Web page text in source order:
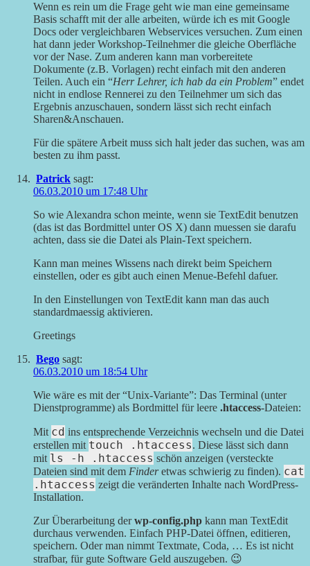
Wenn es rein um die Frage geht wie man eine gemeinsame
Basis schafft mit der alle arbeiten, würde ich es mit Google
Docs oder vergleichbaren Webservices versuchen. Zum einen
hat dann jeder Workshop-Teilnehmer die gleiche Oberfläche
vor der Nase. Zum anderen kann man vorbereitete
Dokumente (z.B. Vorlagen) recht einfach mit den anderen
Teilen. Auch ein “Herr Lehrer, ich hab da ein Problem” endet
nicht in endlose Rennerei zu den Teilnehmer um sich das
Ergebnis anzuschauen, sondern lässt sich recht einfach
Sharen&Anschauen.
Für die spätere Arbeit muss sich halt jeder das suchen, was am
besten zu ihm passt.
Patrick sagt:
06.03.2010 um 17:48 Uhr
So wie Alexandra schon meinte, wenn sie TextEdit benutzen
(das ist das Bordmittel unter OS X) dann muessen sie darafu
achten, dass sie die Datei als Plain-Text speichern.
Kann man meines Wissens nach direkt beim Speichern
einstellen, oder es gibt auch einen Menue-Befehl dafuer.
In den Einstellungen von TextEdit kann man das auch
standardmaessig aktivieren.
Greetings
Bego sagt:
06.03.2010 um 18:54 Uhr
Wie wäre es mit der “Unix-Variante”: Das Terminal (unter
Dienstprogramme) als Bordmittel für leere .htaccess-Dateien:
Mit cd ins entsprechende Verzeichnis wechseln und die Datei
erstellen mit touch .htaccess. Diese lässt sich dann
mit ls -h .htaccess schön anzeigen (versteckte
Dateien sind mit dem Finderetwas schwierig zu finden). cat
.htaccess zeigt die veränderten Inhalte nach WordPress-
Installation.
Zur Überarbeitung derwp-config.php kann man TextEdit
durchaus verwenden. Einfach PHP-Datei öffnen, editieren,
speichern. Oder man nimmt Textmate, Coda, … Es ist nicht
strafbar, für gute Software Geld auszugeben. 😉